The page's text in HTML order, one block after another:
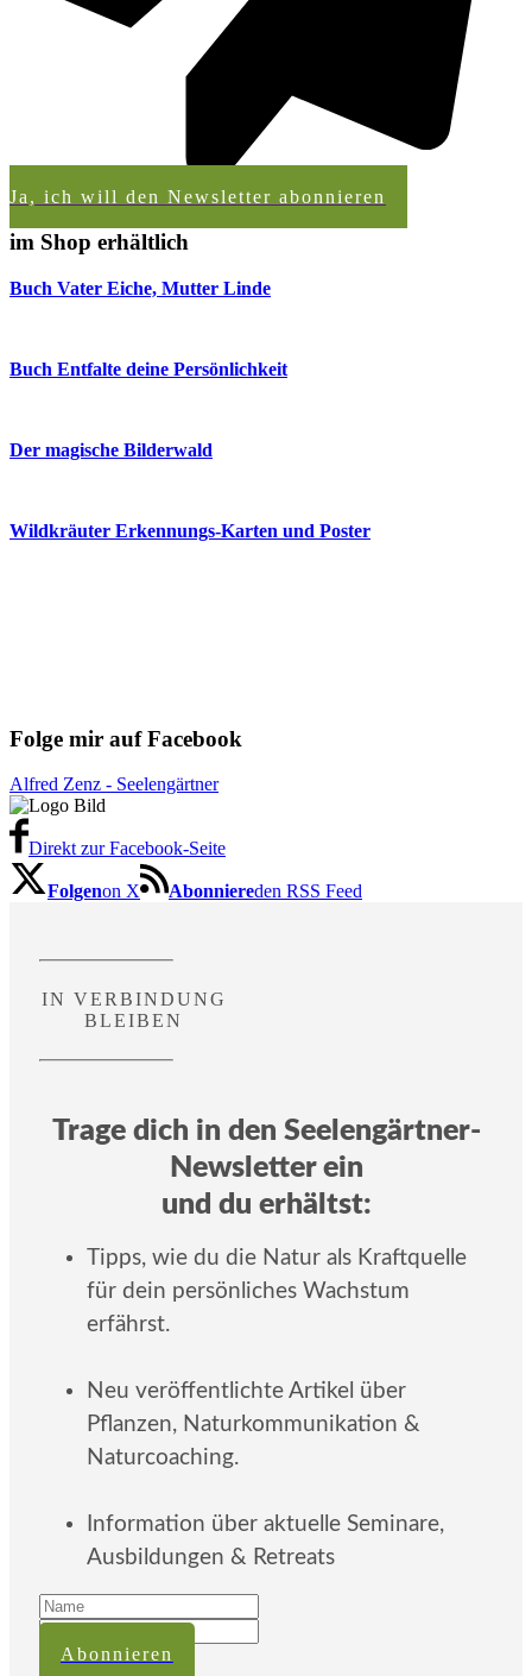
Ja, ich will den Newsletter abonnieren
im Shop erhältlich
Buch Vater Eiche, Mutter Linde
Buch Entfalte deine Persönlichkeit
Der magische Bilderwald
Wildkräuter Erkennungs-Karten und Poster
Folge mir auf Facebook
Alfred Zenz - Seelengärtner
Direkt zur Facebook-Seite
Folgenon X Abonniereden RSS Feed
IN VERBINDUNG
BLEIBEN
Trage dich in den Seelengärtner-
Newsletter ein
und du erhältst:
Tipps, wie du die Natur als Kraftquelle
für dein persönliches Wachstum
erfährst.
Neu veröffentlichte Artikel über
Pflanzen, Naturkommunikation &
Naturcoaching.
Information über aktuelle Seminare,
Ausbildungen & Retreats
Abonnieren